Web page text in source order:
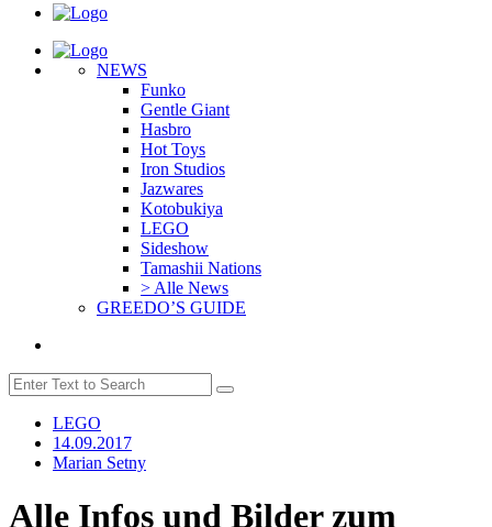
NEWS
Funko
Gentle Giant
Hasbro
Hot Toys
Iron Studios
Jazwares
Kotobukiya
LEGO
Sideshow
Tamashii Nations
> Alle News
GREEDO’S GUIDE
LEGO
14.09.2017
Marian Setny
Alle Infos und Bilder zum